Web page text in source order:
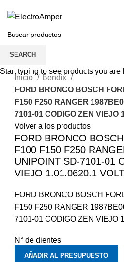
Inicio
Bendix
FORD BRONCO BOSCH
F150 F250 RANGER
7101-01 CODIGO ZEN VIEJO
Volver a los productos
FORD BRONCO
F100 F150 F250
UNIPOINT SD-7101-01
VIEJO 1.01.0620.1
FORD BRONCO BOSCH
F150 F250 RANGER
7101-01 CODIGO ZEN VIEJO
N° de dientes
AÑADIR AL PRESUPUESTO
SEARCH
Start typing to see products you are